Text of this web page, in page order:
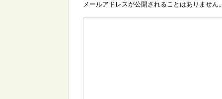
メールアドレスが公開されることはありません。